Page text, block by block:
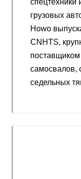
cпецтехники
грузовых
Howo
CNHTS,
поставщиком
самосвалов,
седельных